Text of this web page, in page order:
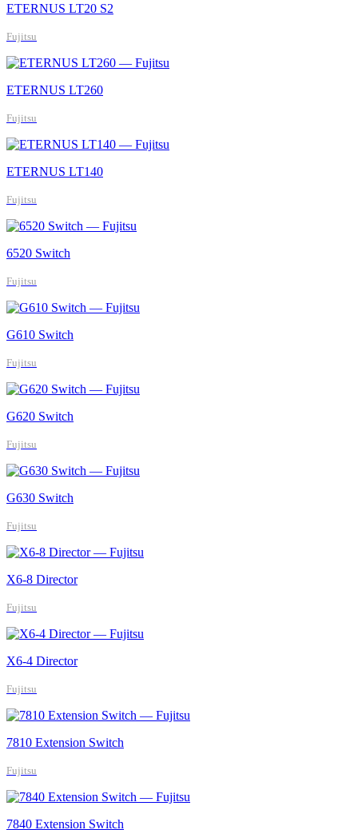
ETERNUS LT20 S2
Fujitsu
ETERNUS LT260
Fujitsu
ETERNUS LT140
Fujitsu
6520 Switch
Fujitsu
G610 Switch
Fujitsu
G620 Switch
Fujitsu
G630 Switch
Fujitsu
X6-8 Director
Fujitsu
X6-4 Director
Fujitsu
7810 Extension Switch
Fujitsu
7840 Extension Switch